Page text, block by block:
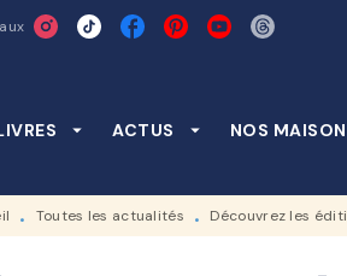
RECHERCHE CONTENU
arrow_drop_down ACTUS arrow_drop_down NOS
• Toutes les actualités • Découvrez les